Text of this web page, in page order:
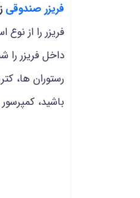
فریزر صندوقی
فریزر را از
داخل فریزر را
رستوران ها،
باشید،